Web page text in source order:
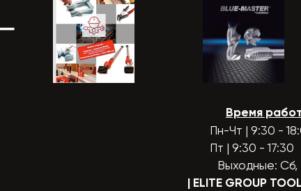
Время
Пн-Чт | 9:30 -
Пт | 9:30 - 17:30
Выходные: Сб,
| ELITE GROUP